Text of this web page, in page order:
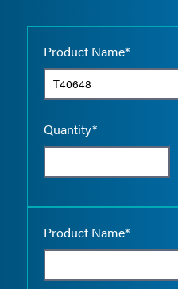
Product Name*
Quantity*
Product Name*